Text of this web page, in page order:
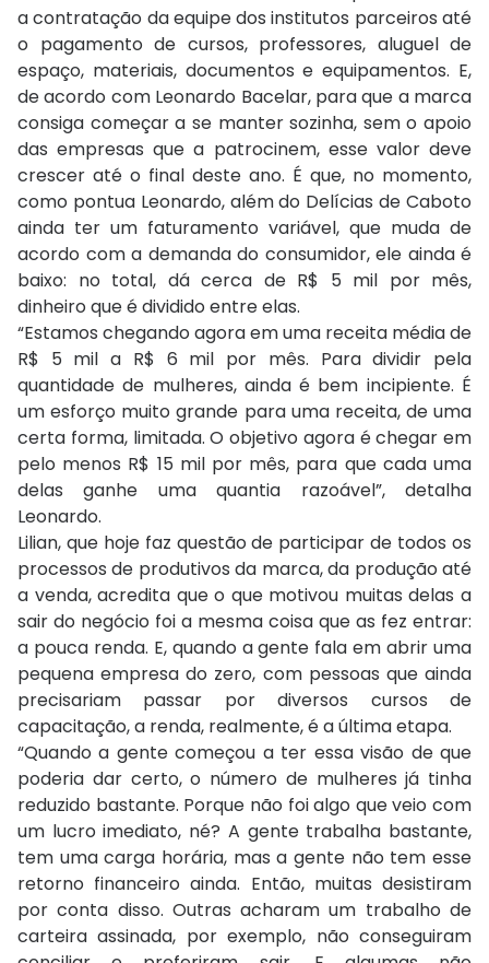
a contratação da equipe dos institutos parceiros até
o pagamento de cursos, professores, aluguel de
espaço, materiais, documentos e equipamentos. E,
de acordo com Leonardo Bacelar, para que a marca
consiga começar a se manter sozinha, sem o apoio
das empresas que a patrocinem, esse valor deve
crescer até o final deste ano. É que, no momento,
como pontua Leonardo, além do Delícias de Caboto
ainda ter um faturamento variável, que muda de
acordo com a demanda do consumidor, ele ainda é
baixo: no total, dá cerca de R$ 5 mil por mês,
dinheiro que é dividido entre elas.
“Estamos chegando agora em uma receita média de
R$ 5 mil a R$ 6 mil por mês. Para dividir pela
quantidade de mulheres, ainda é bem incipiente. É
um esforço muito grande para uma receita, de uma
certa forma, limitada. O objetivo agora é chegar em
pelo menos R$ 15 mil por mês, para que cada uma
delas ganhe uma quantia razoável”, detalha
Leonardo.
Lilian, que hoje faz questão de participar de todos os
processos de produtivos da marca, da produção até
a venda, acredita que o que motivou muitas delas a
sair do negócio foi a mesma coisa que as fez entrar:
a pouca renda. E, quando a gente fala em abrir uma
pequena empresa do zero, com pessoas que ainda
precisariam passar por diversos cursos de
capacitação, a renda, realmente, é a última etapa.
“Quando a gente começou a ter essa visão de que
poderia dar certo, o número de mulheres já tinha
reduzido bastante. Porque não foi algo que veio com
um lucro imediato, né? A gente trabalha bastante,
tem uma carga horária, mas a gente não tem esse
retorno financeiro ainda. Então, muitas desistiram
por conta disso. Outras acharam um trabalho de
carteira assinada, por exemplo, não conseguiram